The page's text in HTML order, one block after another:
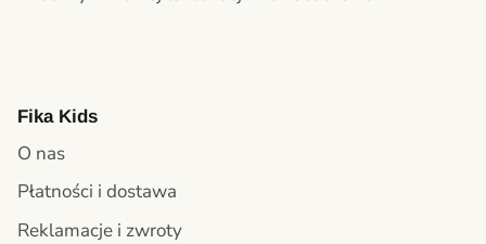
Fika Kids
O nas
Płatności i dostawa
Reklamacje i zwroty